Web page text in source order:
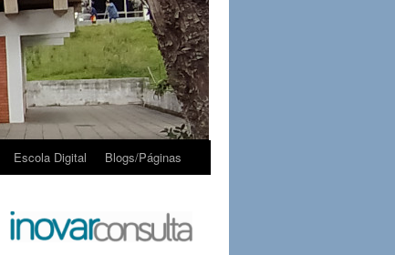
Escola Digital Blogs/Páginas